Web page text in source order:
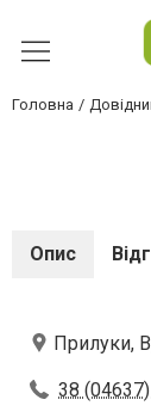
Головна
Опис
Прилуки,
38